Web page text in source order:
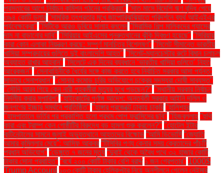
প্রস্তাবের আগে নির্বাচন কমিশন গঠনের প্রক্রিয়া" "সাত মাসে বিদেশি ঋণ বৃদ্ধি পেয়ে
৩৯৪ কোটি ডলার "সামরিক তৎপরতার মুখে জাপোরিঝঝিয়াতে পরিদর্শনে ব্যর্থ আইএইএর
পর্যবেক্ষকেরা" "সিটিকে আরও ডুবিয়ে সালাহ বললেন "সিরামিক শিল্প মালিকদের গ্যাসের
দাম না বাড়ানোর দাবি" "সিরিয়ায় আইএসের পুনরুত্থানের ঝুঁকি দ্বিগুণ হয়েছে" "সিরিয়ায়
কারা কোন এলাকা নিয়ন্ত্রণ করছে: সম্পূর্ণ মানচিত্র বিশ্লেষণ" "সিলেট সীমান্তে ভারতীয়
খাসিয়া সম্প্রদায়ের গুলিতে দুই বাংলাদেশি আহত" "সিলেট-ম্যানচেস্টার রুটে বিমান চলাচল
অব্যাহত রাখার আহ্বান" "সিলেটে এক দিনের ব্যবধানে ‘ভারতীয় খাসিয়া গু‌লিতে’ নিহত
আরেকজন" "সেনাবাহিনীকে ধৈর্যের সঙ্গে কাজ করতে হবে নির্বাচিত সরকার আসা পর্যন্ত:
সাভারে সেনাপ্রধান" "সোনার কমোড চুরির অভিযোগে চক্রের সদস্যরা দোষী সাব্যস্ত"
"সৌদি আরব গিয়ে কেন নারী গৃহকর্মীরা মৃত্যুর মুখে পড়ছেন?" "স্থানীয় সরকার নির্বাচন
নির্দলীয় করার সুপারিশ" "হাইকোর্টের পূর্ণাঙ্গ আদেশ: অন্তর্বর্তী সরকার আইনি দলিল ও
জনগণের ইচ্ছার সমর্থনে প্রতিষ্ঠিত" "হাঙ্গার প্রজেক্টে ঢাকায় চাকরি "হালিশহর
"হাসপাতালে ভর্তির পর প্রকাশিত হলো প্রথম পোপ ফ্রান্সিসের ছবি" "হিজবুল্লাহ "হুথি
কারা এবং ট্রাম্প কেন গোষ্ঠীটির বিরুদ্ধে বড় হামলা শুরু করলেন?" "হোটেল ইন্টার
কন্টিনেন্টালের সামনে জুলাই অভ্যুত্থানে আহতদের বিক্ষোভ “আমি ডিভোর্সি “জ্যোতি
আমার কুমিল্লার মেয়ে”: আসিফ আকবর “টিসিবির পণ্য কেনার সময় ক্রেতাদের পাঁচটি
প্রধান অভিযোগ” “ডেঙ্গুতে ৭ জনের মৃত্যু “দুবাই থেকে অবৈধ পথে ৩২ হাজার কোটি
টাকার সোনা প্রবাহিত” “বর্ষে ২০০ কোটি টাকার বেশি বরাদ্দ ১ জন গ্রেপ্তার" 1000$
Trump Account ১০৩ কোটি টাকার হেলিকপ্টার নিয়ে অনুশীলনে গেলেন নেইমার